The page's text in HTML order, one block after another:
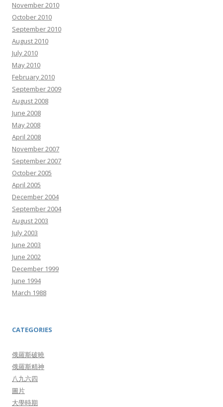
November 2010
October 2010
September 2010
August 2010
July 2010
May 2010
February 2010
September 2009
August 2008
June 2008
May 2008
April 2008
November 2007
September 2007
October 2005
April 2005
December 2004
September 2004
August 2003
July 2003
June 2003
June 2002
December 1999
June 1994
March 1988
CATEGORIES
俄羅斯破曉
俄羅斯精神
八九六四
圖片
大學時期